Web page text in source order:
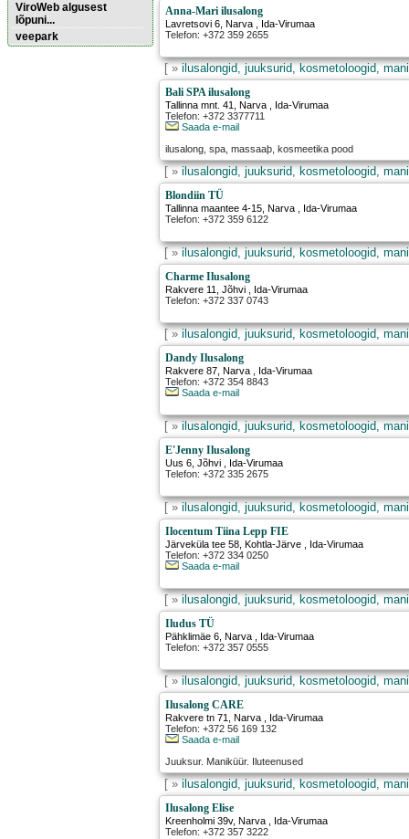
ViroWeb algusest
lõpuni...
veepark
Anna-Mari ilusalong
Lavretsovi 6 Narva , Ida-Virumaa
Telefon: +372 359 2655
[ »ilusalongid, juuksurid, kosmetoloogid,
Bali SPA ilusalong
Tallinna mnt. 41 Narva , Ida-Virumaa
Telefon: +372 3377711
Saada e-mail
ilusalong, spa, massaaþ, kosmeetika pood
[ »ilusalongid, juuksurid, kosmetoloogid,
Blondiin TÜ
Tallinna maantee 4-15 Narva , Ida-Virumaa
Telefon: +372 359 6122
[ »ilusalongid, juuksurid, kosmetoloogid,
Charme Ilusalong
Rakvere 11 ,Jõhvi , Ida-Virumaa
Telefon: +372 337 0743
[ »ilusalongid, juuksurid, kosmetoloogid,
Dandy Ilusalong
Rakvere 87 Narva , Ida-Virumaa
Telefon: +372 354 8843
Saada e-mail
[ »ilusalongid, juuksurid, kosmetoloogid,
E'Jenny Ilusalong
Uus 6 ,Jõhvi , Ida-Virumaa
Telefon: +372 335 2675
[ »ilusalongid, juuksurid, kosmetoloogid,
Ilocentum Tiina Lepp FIE
Järveküla tee 58 Kohtla-Järve , Ida-Virumaa
Telefon: +372 334 0250
Saada e-mail
[ »ilusalongid, juuksurid, kosmetoloogid,
Iludus TÜ
Pähklimäe 6 Narva , Ida-Virumaa
Telefon: +372 357 0555
[ »ilusalongid, juuksurid, kosmetoloogid,
Ilusalong CARE
Rakvere tn 71 Narva , Ida-Virumaa
Telefon: +372 56 169 132
Saada e-mail
Juuksur. Maniküür. Iluteenused
[ »ilusalongid, juuksurid, kosmetoloogid,
Ilusalong Elise
Kreenholmi 39v, Narva , Ida-Virumaa
Telefon: +372 357 3222